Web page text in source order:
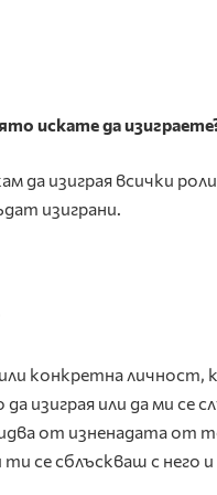
искате да
да изиграя всички
изиграни.
конкретна личност,
изиграя или да ми се
от изненадата от
се сблъскваш с него и